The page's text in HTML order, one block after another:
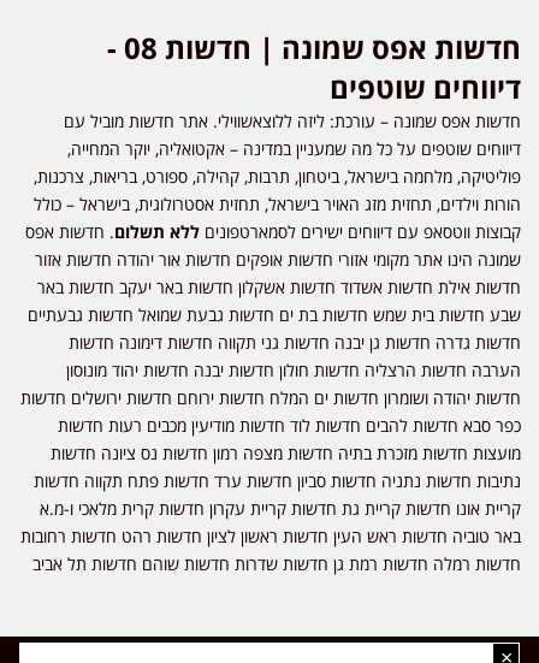
חדשות אפס שמונה | חדשות 08 -
דיווחים שוטפים
חדשות אפס שמונה – עורכת: ליזה ללוצאשווילי. אתר חדשות מוביל עם
דיווחים שוטפים על כל מה שמעניין במדינה – אקטואליה, יוקר המחייה,
פוליטיקה, מלחמה בישראל, ביטחון, תרבות, קהילה, ספורט, בריאות, צרכנות,
הורות וילדים, תחזית מזג האויר בישראל, תחזית אסטרולוגית, בישראל – כולל
קבוצות ווטסאפ עם דיווחים ישירים לסמארטפונים ללא תשלום. חדשות אפס
שמונה הינו אתר מקומי אזורי חדשות אופקים חדשות אור יהודה חדשות אזור
חדשות אילת חדשות אשדוד חדשות אשקלון חדשות באר יעקב חדשות באר
שבע חדשות בית שמש חדשות בת ים חדשות גבעת שמואל חדשות גבעתיים
חדשות גדרה חדשות גן יבנה חדשות גני תקווה חדשות דימונה חדשות
הערבה חדשות הרצליה חדשות חולון חדשות יבנה חדשות יהוד מונוסון
חדשות יהודה ושומרון חדשות ים המלח חדשות ירוחם חדשות ירושלים חדשות
כפר סבא חדשות להבים חדשות לוד חדשות מודיעין מכבים רעות חדשות
מועצות חדשות מזכרת בתיה חדשות מצפה רמון חדשות נס ציונה חדשות
נתיבות חדשות נתניה חדשות סביון חדשות ערד חדשות פתח תקווה חדשות
קריית אונו חדשות קריית גת חדשות קריית עקרון חדשות קרית מלאכי ו-מ.א
באר טוביה חדשות ראש העין חדשות ראשון לציון חדשות רהט חדשות רחובות
חדשות רמלה חדשות רמת גן חדשות שדרות חדשות שוהם חדשות תל אביב
×